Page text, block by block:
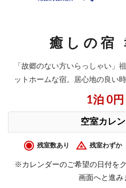
癒しの宿
「故郷のない方いらっしゃい」
ットホームな宿。居心地の良い
1泊 0円
空室カレ
残室数あり 残室わずか
※カレンダーのご希望の日付を
画面へと進み